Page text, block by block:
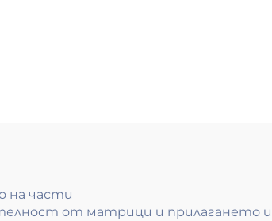
на части
от матрици и прилагането